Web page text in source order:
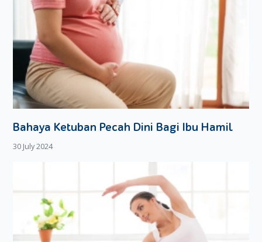
Bahaya Ketuban Pecah Dini Bagi Ibu Hamil
30 July 2024